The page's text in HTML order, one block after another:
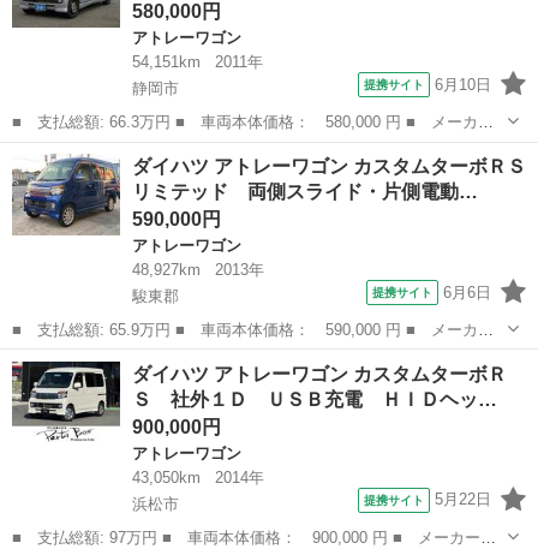
580,000円
アトレーワゴン
54,151km
2011年
静岡市
提携サイト 6月10日
■ 支払総額: 66.3万円 ■ 車両本体価格： 580,000 円 ■ メーカー
名： ダイハツ ■ 車種名： アトレーワゴン ■ グレード名： カ
スタムターボＲ 社外シートカバー 社外車高調 ローダウン ドラ
イブレコーダ...
静岡 静岡市 アトレーワゴン
ダイハツ アトレーワゴン カスタムターボＲＳ
リミテッド 両側スライド・片側電動…
590,000円
アトレーワゴン
48,927km
2013年
駿東郡
提携サイト 6月6日
■ 支払総額: 65.9万円 ■ 車両本体価格： 590,000 円 ■ メーカー
名： ダイハツ ■ 車種名： アトレーワゴン ■ グレード名： カ
スタムターボＲＳリミテッド 両側スライド・片側電動 ＨＩＤ キ
ーレスエント...
静岡 駿東郡 アトレーワゴン
ダイハツ アトレーワゴン カスタムターボＲ
Ｓ 社外１Ｄ ＵＳＢ充電 ＨＩＤヘッ…
900,000円
アトレーワゴン
43,050km
2014年
浜松市
提携サイト 5月22日
■ 支払総額: 97万円 ■ 車両本体価格： 900,000 円 ■ メーカー